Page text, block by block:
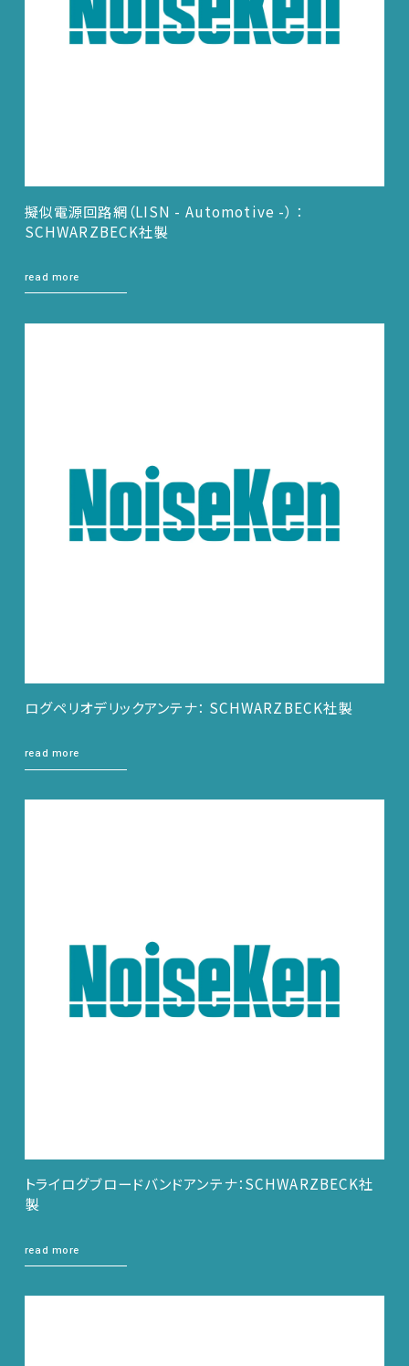
擬似電源回路網（LISN - Automotive -） ：
SCHWARZBECK社製
read more
ログペリオデリックアンテナ： SCHWARZBECK社製
read more
トライログブロードバンドアンテナ：SCHWARZBECK社
製
read more